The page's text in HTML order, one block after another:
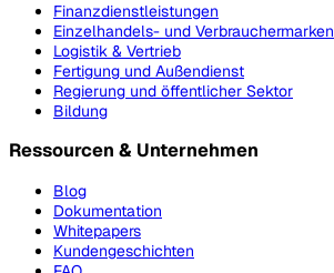
Finanzdienstleistungen
Einzelhandels- und Verbrauchermarken
Logistik & Vertrieb
Fertigung und Außendienst
Regierung und öffentlicher Sektor
Bildung
Ressourcen & Unternehmen
Blog
Dokumentation
Whitepapers
Kundengeschichten